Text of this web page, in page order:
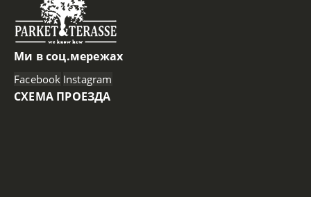
Ми в соц.мережах
Facebook Instagram
СХЕМА ПРОЕЗДА